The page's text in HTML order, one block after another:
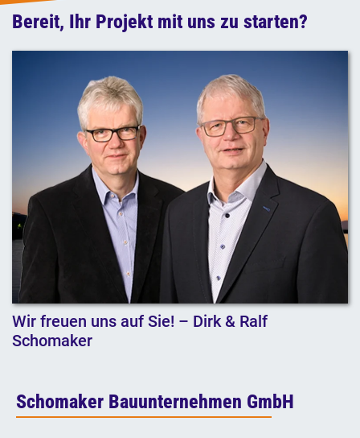
Bereit, Ihr Projekt mit uns zu starten?
Wir freuen uns auf Sie! – Dirk & Ralf
Schomaker
Schomaker Bauunternehmen GmbH